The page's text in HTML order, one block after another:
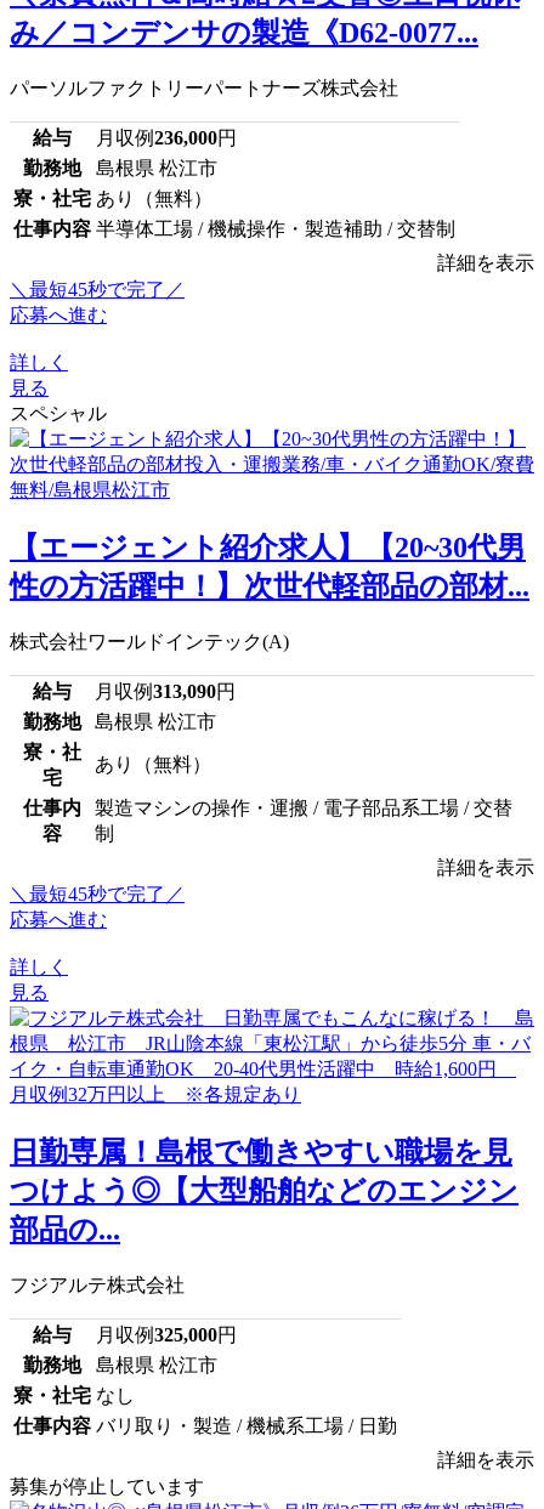
み／コンデンサの製造《D62-0077...
パーソルファクトリーパートナーズ株式会社
給与 月収例236,000円
勤務地
島根県 松江市
寮・社宅 あり（無料）
仕事内容 半導体工場 / 機械操作・製造補助 / 交替制
詳細を表示
＼最短45秒で完了／
応募へ進む
詳しく
見る
スペシャル
【エージェント紹介求人】【20~30代男
性の方活躍中！】次世代軽部品の部材...
株式会社ワールドインテック(A)
給与 月収例313,090円
勤務地
島根県 松江市
寮・社
宅
あり（無料）
仕事内
容
製造マシンの操作・運搬 / 電子部品系工場 / 交替
制
詳細を表示
＼最短45秒で完了／
応募へ進む
詳しく
見る
日勤専属！島根で働きやすい職場を見
つけよう◎【大型船舶などのエンジン
部品の...
フジアルテ株式会社
給与 月収例325,000円
勤務地
島根県 松江市
寮・社宅 なし
仕事内容 バリ取り・製造 / 機械系工場 / 日勤
詳細を表示
募集が停止しています